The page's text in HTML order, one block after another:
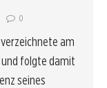
0
verzeichnete am
folgte damit
seines